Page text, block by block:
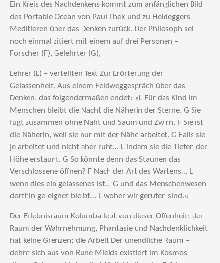
Ein Kreis des Nachdenkens kommt zum anfänglichen Bild
des Portable Ocean von Paul Thek und zu Heideggers
Meditieren über das Denken zurück. Der Philosoph sei
noch einmal zitiert mit einem auf drei Personen –
Forscher (F), Gelehrter (G),
Lehrer (L) – verteilten Text Zur Erörterung der
Gelassenheit. Aus einem Feldweggespräch über das
Denken, das folgendermaßen endet: »L Für das Kind im
Menschen bleibt die Nacht die Näherin der Sterne. G Sie
fügt zusammen ohne Naht und Saum und Zwirn. F Sie ist
die Näherin, weil sie nur mit der Nähe arbeitet. G Falls sie
je arbeitet und nicht eher ruht… L indem sie die Tiefen der
Höhe erstaunt. G So könnte denn das Staunen das
Verschlossene öffnen? F Nach der Art des Wartens… L
wenn dies ein gelassenes ist… G und das Menschenwesen
dorthin ge-eignet bleibt… L woher wir gerufen sind.«
Der Erlebnisraum Kolumba lebt von dieser Offenheit; der
Raum der Wahrnehmung, Phantasie und Nachdenklichkeit
hat keine Grenzen; die Arbeit Der unendliche Raum –
dehnt sich aus von Rune Mields existiert im Kosmos